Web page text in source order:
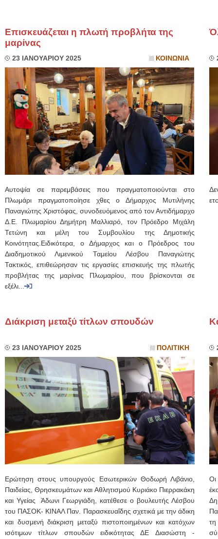
Επισκευάζεται η πλωτή προβλήτα της
μαρίνας
23 ΙΑΝΟΥΑΡΙΟΥ 2025 ΚΟΙΝΩΝΙΑ
Αυτοψία σε παρεμβάσεις που πραγματοποιούνται στο
Πλωμάρι πραγματοποίησε χθες ο Δήμαρχος Μυτιλήνης
Παναγιώτης Χριστόφας, συνοδευόμενος από τον Αντιδήμαρχο
Δ.Ε. Πλωμαρίου Δημήτρη Μαλλιαρό, τον Πρόεδρο Μιχάλη
Τετώνη και μέλη του Συμβουλίου της Δημοτικής
Κοινότητας.Ειδικότερα, ο Δήμαρχος και ο Πρόεδρος του
Διαδημοτικού Λιμενικού Ταμείου Λέσβου Παναγιώτης
Τακτικός, επιθεώρησαν τις εργασίες επισκευής της πλωτής
προβλήτας της μαρίνας Πλωμαρίου, που βρίσκονται σε
εξέλι...
Διάκριση μεταξύ τίτλων σπουδών
23 ΙΑΝΟΥΑΡΙΟΥ 2025 ΠΟΛΙΤΙΚΗ
Ερώτηση στους υπουργούς Εσωτερικών Θοδωρή Λιβάνιο,
Παιδείας, Θρησκευμάτων και Αθλητισμού Κυριάκο Πιερρακάκη
και Υγείας Άδωνι Γεωργιάδη, κατέθεσε ο βουλευτής Λέσβου
του ΠΑΣΟΚ- ΚΙΝΑΛ Παν. Παρασκευαΐδης σχετικά με την άδικη
και δυσμενή διάκριση μεταξύ πιστοποιημένων και κατόχων
ισότιμων τίτλων σπουδών ειδικότητας ΔΕ Διασώστη -
Οι
τη